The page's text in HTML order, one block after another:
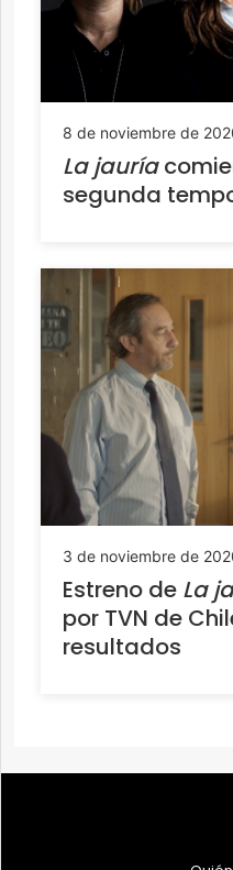
8 de noviembre de
La jauría
segunda
3 de noviembre de
Estreno de La
por TVN de
resultados